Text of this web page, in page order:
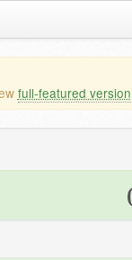
full-featured version